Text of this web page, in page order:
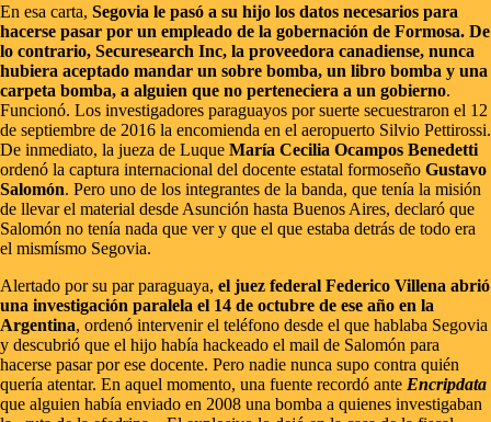
En esa carta, Segovia le pasó a su hijo los datos necesarios para
hacerse pasar por un empleado de la gobernación de Formosa. De
lo contrario, Securesearch Inc, la proveedora canadiense, nunca
hubiera aceptado mandar un sobre bomba, un libro bomba y una
carpeta bomba, a alguien que no perteneciera a un gobierno.
Funcionó. Los investigadores paraguayos por suerte secuestraron el 12
de septiembre de 2016 la encomienda en el aeropuerto Silvio Pettirossi.
De inmediato, la jueza de Luque María Cecilia Ocampos Benedetti
ordenó la captura internacional del docente estatal formoseño Gustavo
Salomón. Pero uno de los integrantes de la banda, que tenía la misión
de llevar el material desde Asunción hasta Buenos Aires, declaró que
Salomón no tenía nada que ver y que el que estaba detrás de todo era
el mismísmo Segovia.
Alertado por su par paraguaya, el juez federal Federico Villena abrió
una investigación paralela el 14 de octubre de ese año en la
Argentina, ordenó intervenir el teléfono desde el que hablaba Segovia
y descubrió que el hijo había hackeado el mail de Salomón para
hacerse pasar por ese docente. Pero nadie nunca supo contra quién
quería atentar. En aquel momento, una fuente recordó ante Encripdata
que alguien había enviado en 2008 una bomba a quienes investigaban